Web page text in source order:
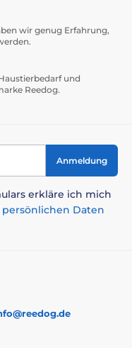
wir genug Erfahrung,
und
Reedog.
Anmeldung
erkläre ich mich
Daten